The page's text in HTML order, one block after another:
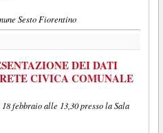
Sesto Fiorentino
DEI DATI
CIVICA COMUNALE
febbraio alle 13,30 presso la Sala